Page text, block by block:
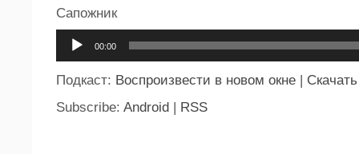
Сапожник
00:00
Подкаст: Воспроизвести в новом окне | Скачать
Subscribe: Android | RSS